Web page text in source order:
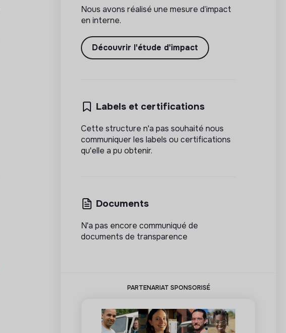
Nous avons réalisé une mesure d’impact
en interne.
Découvrir l'étude d'impact
Labels et certifications
Cette structure n'a pas souhaité nous
communiquer les labels ou certifications
qu'elle a pu obtenir.
Documents
N'a pas encore communiqué de
documents de transparence
PARTENARIAT SPONSORISÉ